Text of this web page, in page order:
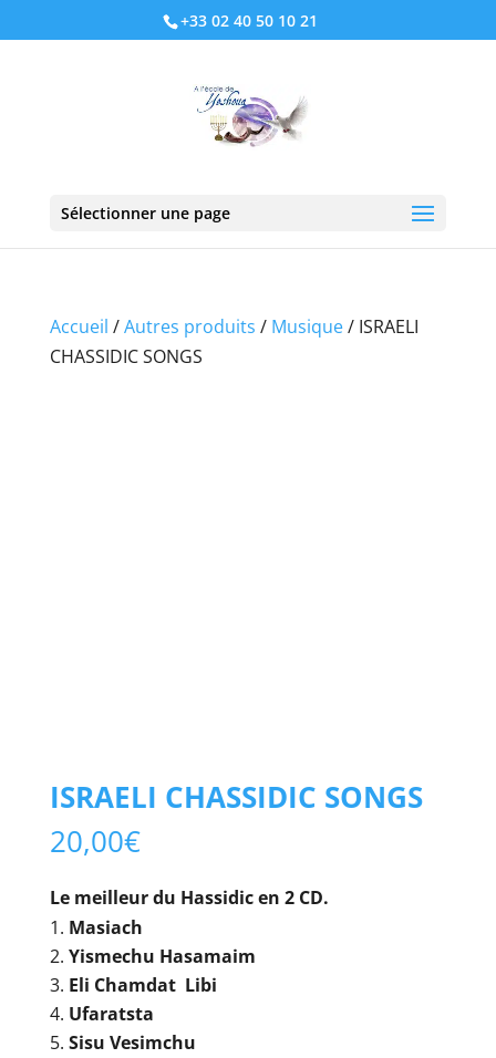
+33 02 40 50 10 21
Sélectionner une page
Accueil /Autres produits / Musique/ ISRAELI
CHASSIDIC SONGS
ISRAELI CHASSIDIC SONGS
20,00€
Le meilleur du Hassidic en 2 CD.
Masiach
Yismechu Hasamaim
Eli Chamdat Libi
Ufaratsta
Sisu Vesimchu